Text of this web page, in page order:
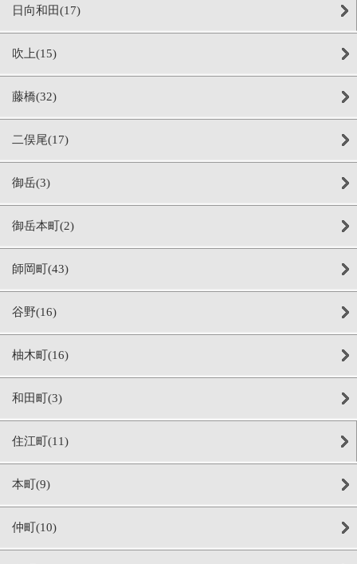
日向和田(17)
吹上(15)
藤橋(32)
二俣尾(17)
御岳(3)
御岳本町(2)
師岡町(43)
谷野(16)
柚木町(16)
和田町(3)
住江町(11)
本町(9)
仲町(10)